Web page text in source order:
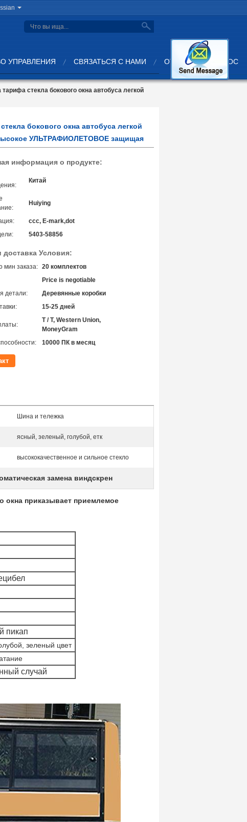
search
УПРАВЛЕНИЯ СВЯЗАТЬСЯ С НАМИ
ОТПРАВИТЬ ЗАПРОС
стекла бокового окна автобуса легкой
бокового окна автобуса легкой
УЛЬТРАФИОЛЕТОВОЕ защищая
информация о продукте:
Китай
Huiying
ccc, E-mark,dot
5403-58856
доставка Условия:
мин заказа: 20 комплектов
Price is negotiable
детали:
Деревянные коробки
15-25 дней
T / T, Western Union,
MoneyGram
10000 ПК в месяц
Шина и тележка
ясный, зеленый, голубой, етк
высококачественное и сильное стекло
замена виндскрен
окна приказывает приемлемое
пикап
зеленый цвет
случай